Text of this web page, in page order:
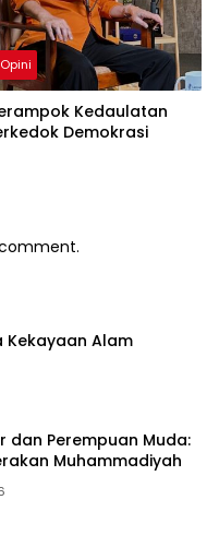
Opini
Kedaulatan
Demokrasi
Kekayaan Alam
dan Perempuan Muda:
Muhammadiyah